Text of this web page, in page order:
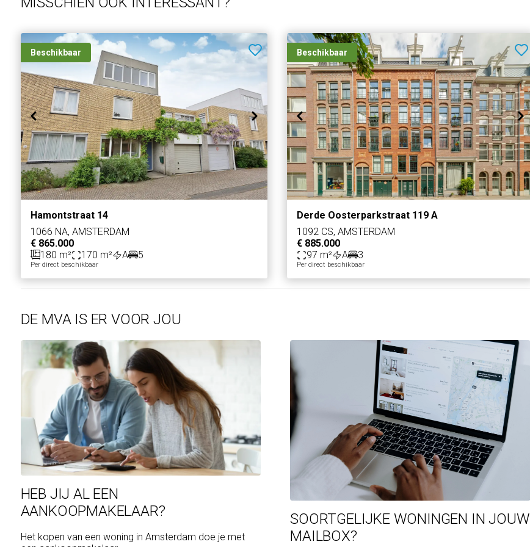
Uiterwaardenstraat 366, kadastraal bekend gemeente Amsterdam, sectie V, complexaanduiding 12172-A3,
Vraagprijs: € 899.000,- k.k.
Beschikbaar
Hamontstraat 14
1066 NA, AMSTERDAM
€ 865.000
180 m²
170 m² A 5
Per direct beschikbaar
Beschikbaar
Derde Oosterparkstraat 119 A
1092 CS, AMSTERDAM
€ 885.000
97 m²
A 3
Per direct beschikbaar
DE MVA IS ER VOOR JOU
HEB JIJ AL EEN
AANKOOPMAKELAAR?
Het kopen van een woning in Amsterdam doe je met
SOORTGELIJKE WONINGEN IN JOUW
MAILBOX?